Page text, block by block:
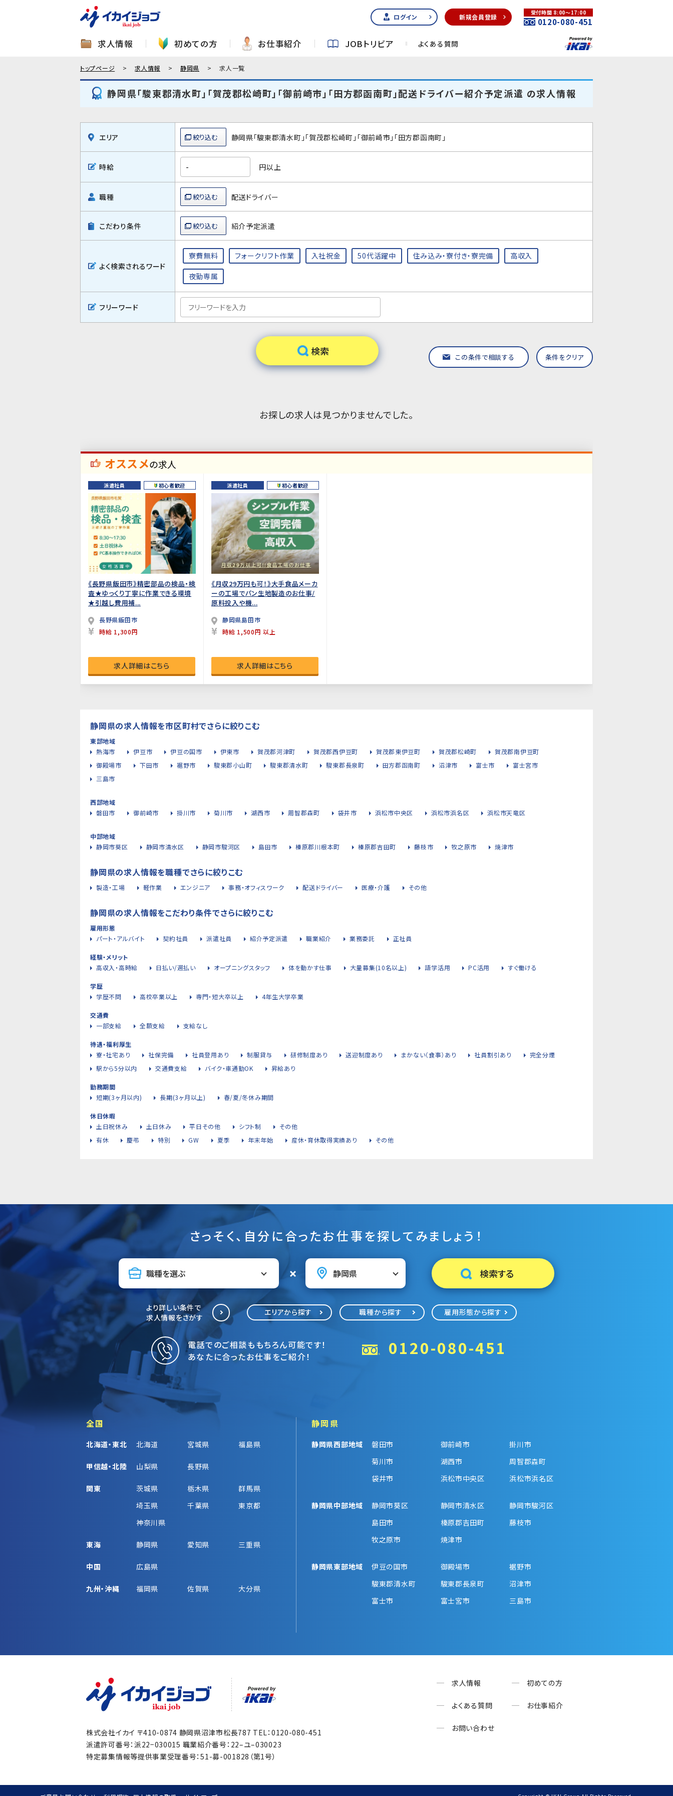
ログイン 新規会員登録
受付時間 8:00～17:00
0120-080-451
求人情報 初めての方 お仕事紹介 JOBトリビア よくある質問
トップページ 求人情報 静岡県 求人一覧
静岡県「駿東郡清水町」「賀茂郡松崎町」「御前崎市」「田方郡函南町」配送ドライバー紹介予定派遣 の求人情報
エリア 静岡県「駿東郡清水町」「賀茂郡松崎町」「御前崎市」「田方郡函南町」
時給 円以上
職種 配送ドライバー
こだわり条件 紹介予定派遣
よく検索されるワード
寮費無料 フォークリフト作業 入社祝金 50代活躍中 住み込み・寮付き・寮完備 高収入
夜勤専属
フリーワード
この条件で相談する 条件をクリア
お探しの求人は見つかりませんでした。
オススメの求人
派遣社員 初心者歓迎
《長野県飯田市》精密部品の検品・検
査★ゆっくり丁寧に作業できる環境
★引越し費用補...
長野県飯田市
時給 1,300円
求人詳細はこちら
派遣社員 初心者歓迎
《月収29万円も可！》大手食品メーカ
ーの工場でパン生地製造のお仕事/
原料投入や機...
静岡県島田市
時給 1,500円 以上
求人詳細はこちら
静岡県の求人情報を市区町村でさらに絞りこむ
東部地域
熱海市
伊豆市 伊豆の国市 伊東市 賀茂郡河津町 賀茂郡西伊豆町 賀茂郡東伊豆町 賀茂郡松崎町
賀茂郡南伊豆町
御殿場市
下田市 裾野市 駿東郡小山町 駿東郡清水町 駿東郡長泉町 田方郡函南町 沼津市 富士市
富士宮市
三島市
西部地域
磐田市
御前崎市 掛川市 菊川市 湖西市 周智郡森町 袋井市 浜松市中央区 浜松市浜名区 浜松市天竜区
中部地域
静岡市葵区
静岡市清水区 静岡市駿河区 島田市 榛原郡川根本町 榛原郡吉田町 藤枝市 牧之原市 焼津市
静岡県の求人情報を職種でさらに絞りこむ
製造・工場 軽作業 エンジニア 事務・オフィスワーク 配送ドライバー 医療・介護 その他
静岡県の求人情報をこだわり条件でさらに絞りこむ
雇用形態
パート・アルバイト
契約社員 派遣社員 紹介予定派遣 職業紹介 業務委託 正社員
経験・メリット
高収入・高時給
日払い/週払い オープニングスタッフ 体を動かす仕事 大量募集(10名以上) 語学活用 PC活用 すぐ働ける
学歴
学歴不問
高校卒業以上 専門・短大卒以上 4年生大学卒業
交通費
一部支給
全額支給 支給なし
待遇・福利厚生
寮・社宅あり
社保完備 社員登用あり 制服貸与 研修制度あり 送迎制度あり まかない（食事）あり 社員割引あり
完全分煙
駅から5分以内
交通費支給 バイク・車通勤OK 昇給あり
勤務期間
短期(3ヶ月以内)
長期(3ヶ月以上) 春/夏/冬休み期間
休日休暇
土日祝休み
土日休み 平日その他 シフト制
その他
有休
慶弔 特別 GW 夏季 年末年始 産休・育休取得実績あり その他
さっそく、自分に合ったお仕事を探してみましょう！
より詳しい条件で
求人情報をさがす
エリアから探す 職種から探す 雇用形態から探す
電話でのご相談ももちろん可能です！
あなたに合ったお仕事をご紹介！
0120-080-451
全国
北海道・東北 北海道 宮城県 福島県
甲信越・北陸 山梨県 長野県
関東 茨城県 栃木県
群馬県
埼玉県
千葉県
東京都
神奈川県
東海 静岡県 愛知県 三重県
中国 広島県
九州・沖縄 福岡県 佐賀県 大分県
静岡県
静岡県西部地域 磐田市 御前崎市
掛川市
菊川市
湖西市
周智郡森町
袋井市
浜松市中央区 浜松市浜名区
静岡県中部地域 静岡市葵区 静岡市清水区
静岡市駿河区
島田市
榛原郡吉田町
藤枝市
牧之原市
焼津市
静岡県東部地域 伊豆の国市 御殿場市
裾野市
駿東郡清水町
駿東郡長泉町
沼津市
富士市
富士宮市 三島市
株式会社イカイ 〒410-0874 静岡県沼津市松長787 TEL：0120-080-451
派遣許可番号：派22−030015 職業紹介番号：22–ユ–030023
特定募集情報等提供事業受理番号：51-募-001828（第1号）
求人情報 初めての方
よくある質問 お仕事紹介
お問い合わせ